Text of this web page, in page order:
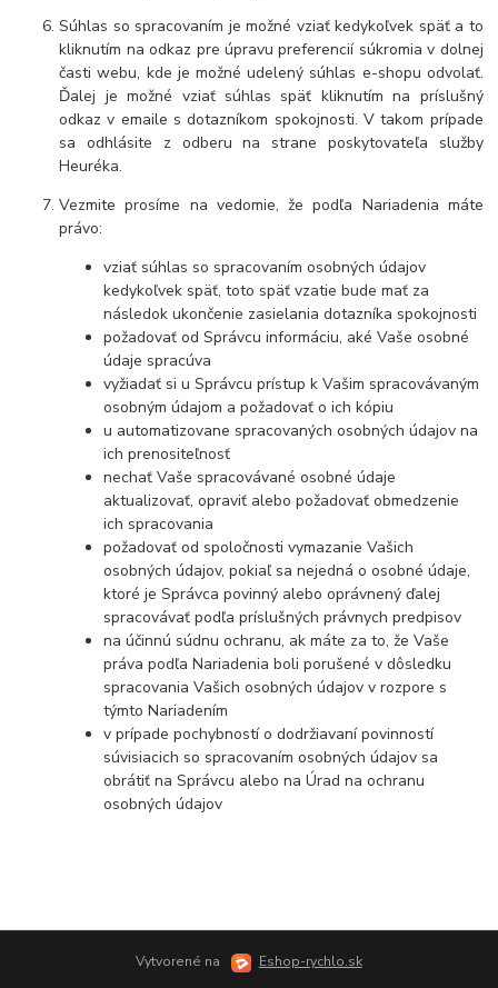
Súhlas so spracovaním je možné vziať kedykoľvek späť a to
kliknutím na odkaz pre úpravu preferencií súkromia v dolnej
časti webu, kde je možné udelený súhlas e-shopu odvolať.
Ďalej je možné vziať súhlas späť kliknutím na príslušný
odkaz v emaile s dotazníkom spokojnosti. V takom prípade
sa odhlásite z odberu na strane poskytovateľa služby
Heuréka.
Vezmite prosíme na vedomie, že podľa Nariadenia máte
právo:
vziať súhlas so spracovaním osobných údajov
kedykoľvek späť, toto späť vzatie bude mať za
následok ukončenie zasielania dotazníka spokojnosti
požadovať od Správcu informáciu, aké Vaše osobné
údaje spracúva
vyžiadať si u Správcu prístup k Vašim spracovávaným
osobným údajom a požadovať o ich kópiu
u automatizovane spracovaných osobných údajov na
ich prenositeľnosť
nechať Vaše spracovávané osobné údaje
aktualizovať, opraviť alebo požadovať obmedzenie
ich spracovania
požadovať od spoločnosti vymazanie Vašich
osobných údajov, pokiaľ sa nejedná o osobné údaje,
ktoré je Správca povinný alebo oprávnený ďalej
spracovávať podľa príslušných právnych predpisov
na účinnú súdnu ochranu, ak máte za to, že Vaše
práva podľa Nariadenia boli porušené v dôsledku
spracovania Vašich osobných údajov v rozpore s
týmto Nariadením
v prípade pochybností o dodržiavaní povinností
súvisiacich so spracovaním osobných údajov sa
obrátiť na Správcu alebo na Úrad na ochranu
osobných údajov
Vytvorené na Eshop-rychlo.sk